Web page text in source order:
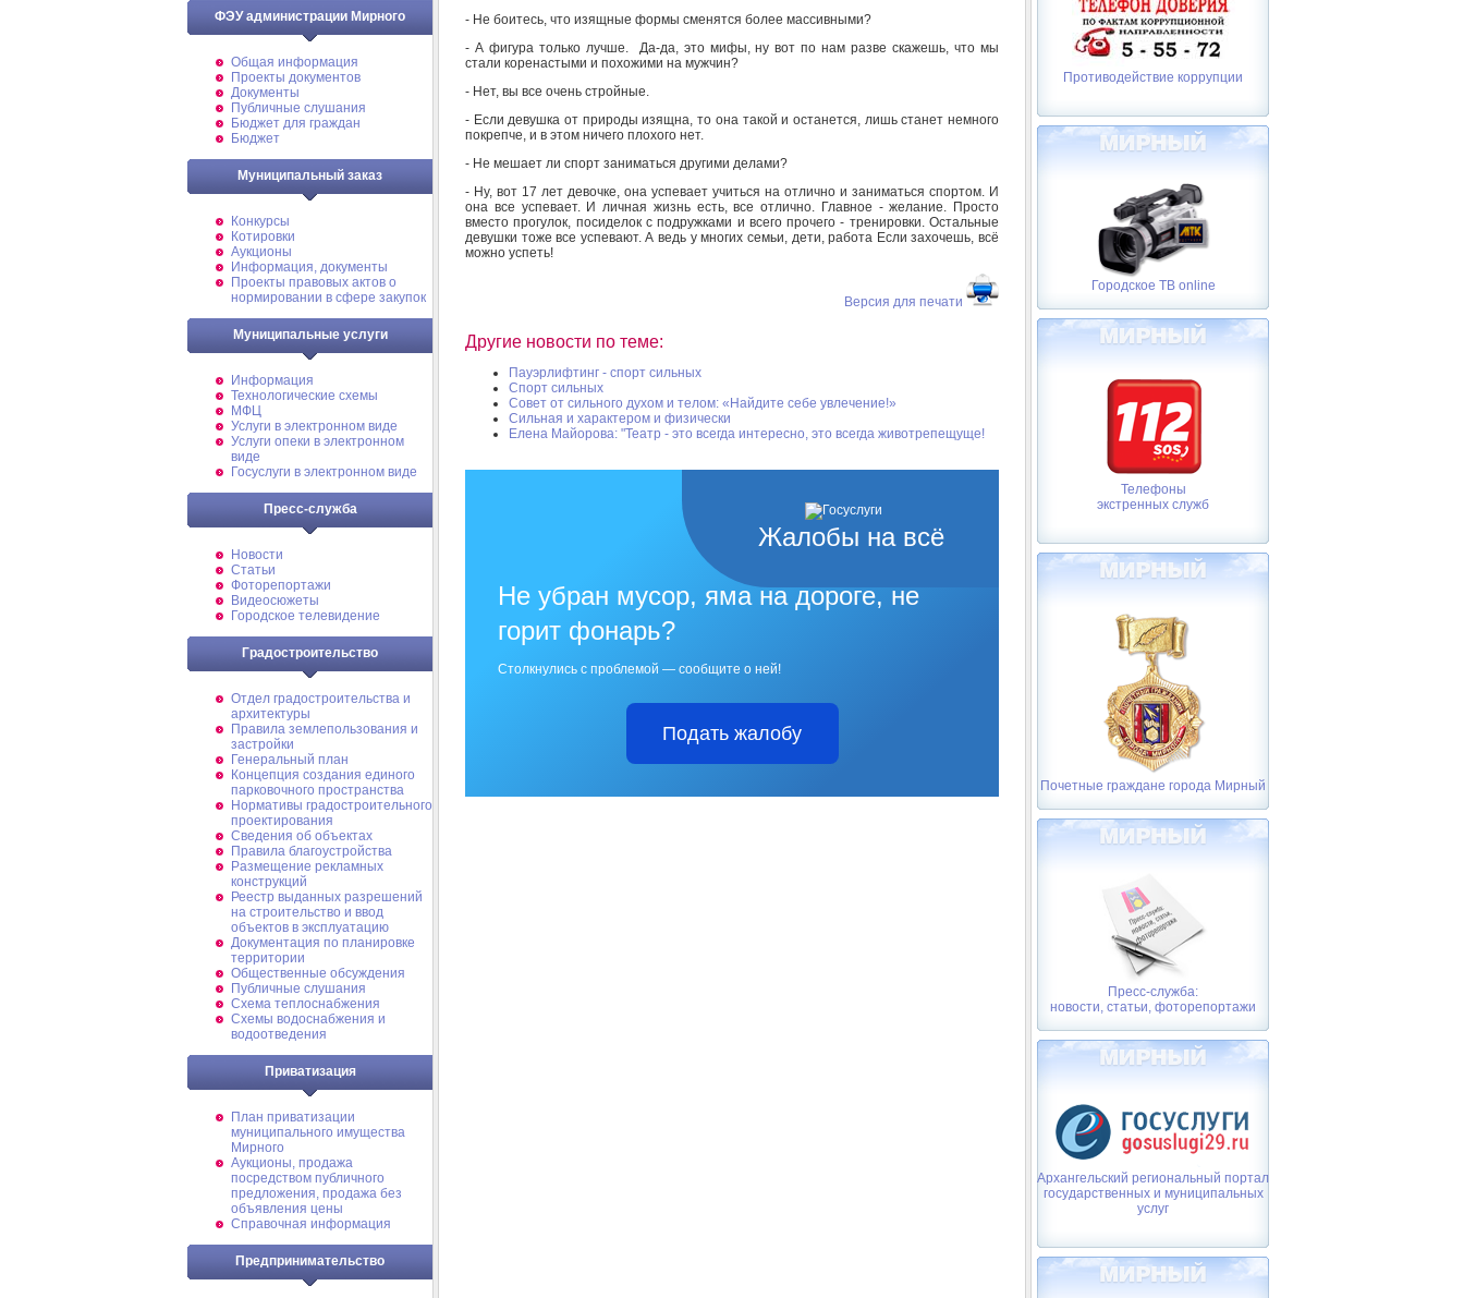
ФЭУ администрации Мирного
Общая информация
Проекты документов
Документы
Публичные слушания
Бюджет для граждан
Бюджет
Муниципальный заказ
Конкурсы
Котировки
Аукционы
Информация, документы
Проекты правовых актов о
нормировании в сфере закупок
Муниципальные услуги
Информация
Технологические схемы
МФЦ
Услуги в электронном виде
Услуги опеки в электронном
виде
Госуслуги в электронном виде
Пресс-служба
Новости
Статьи
Фоторепортажи
Видеосюжеты
Городское телевидение
Градостроительство
Отдел градостроительства и
архитектуры
Правила землепользования и
застройки
Генеральный план
Концепция создания единого
парковочного пространства
Нормативы градостроительного
проектирования
Сведения об объектах
Правила благоустройства
Размещение рекламных
конструкций
Реестр выданных разрешений
на строительство и ввод
объектов в эксплуатацию
Документация по планировке
территории
Общественные обсуждения
Публичные слушания
Схема теплоснабжения
Схемы водоснабжения и
водоотведения
Приватизация
План приватизации
муниципального имущества
Мирного
Аукционы, продажа
посредством публичного
предложения, продажа без
объявления цены
Справочная информация
Предпринимательство
- Не боитесь, что изящные формы сменятся более массивными?
- А фигура только лучше. Да-да, это мифы, ну вот по нам разве скажешь, что мы
стали коренастыми и похожими на мужчин?
- Нет, вы все очень стройные.
- Если девушка от природы изящна, то она такой и останется, лишь станет немного
покрепче, и в этом ничего плохого нет.
- Не мешает ли спорт заниматься другими делами?
- Ну, вот 17 лет девочке, она успевает учиться на отлично и заниматься спортом. И
она все успевает. И личная жизнь есть, все отлично. Главное - желание. Просто
вместо прогулок, посиделок с подружками и всего прочего - тренировки. Остальные
девушки тоже все успевают. А ведь у многих семьи, дети, работа Если захочешь, всё
можно успеть!
Версия для печати
Другие новости по теме:
Пауэрлифтинг - спорт сильных
Спорт сильных
Совет от сильного духом и телом: «Найдите себе увлечение!»
Сильная и характером и физически
Елена Майорова: "Театр - это всегда интересно, это всегда животрепещуще!
Жалобы на всё
Не убран мусор, яма на дороге, не
горит фонарь?
Столкнулись с проблемой — сообщите о ней!
Подать жалобу
Противодействие коррупции
Городское ТВ online
Телефоны
экстренных служб
Почетные граждане города Мирный
Пресс-служба:
новости, статьи, фоторепортажи
Архангельский региональный портал
государственных и муниципальных
услуг